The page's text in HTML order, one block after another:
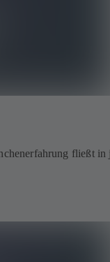
fließt in